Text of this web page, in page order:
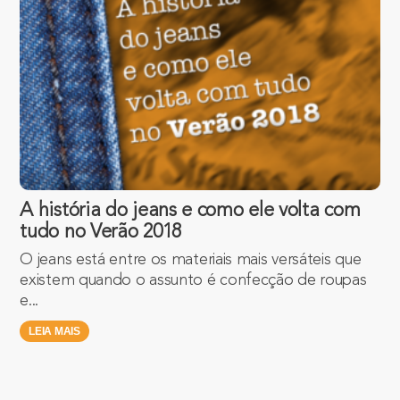
A história do jeans e como ele volta com
tudo no Verão 2018
O jeans está entre os materiais mais versáteis que
existem quando o assunto é confecção de roupas
e...
LEIA MAIS